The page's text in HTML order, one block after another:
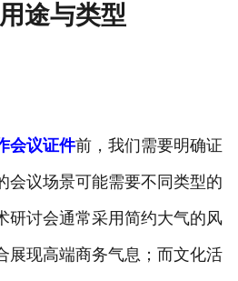
途与类型
会议证件前，我们需要明确证
会议场景可能需要不同类型的
研讨会通常采用简约大气的风
展现高端商务气息；而文化活